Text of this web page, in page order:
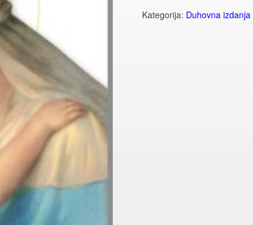
na
Kategorija: Duhovna izdanja